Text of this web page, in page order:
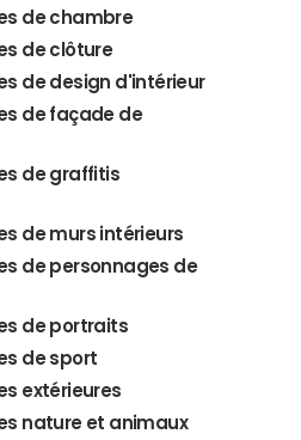
de chambre
de clôture
de design d'intérieur
de façade de
de graffitis
de murs intérieurs
de personnages de
de portraits
de sport
extérieures
nature et animaux